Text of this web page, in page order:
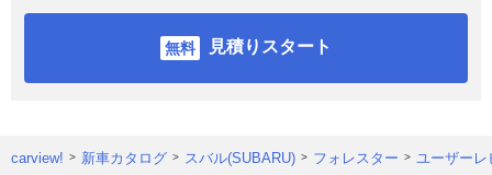
見積りスタート
carview! 新車カタログ スバル(SUBARU) フォレスター ユーザー